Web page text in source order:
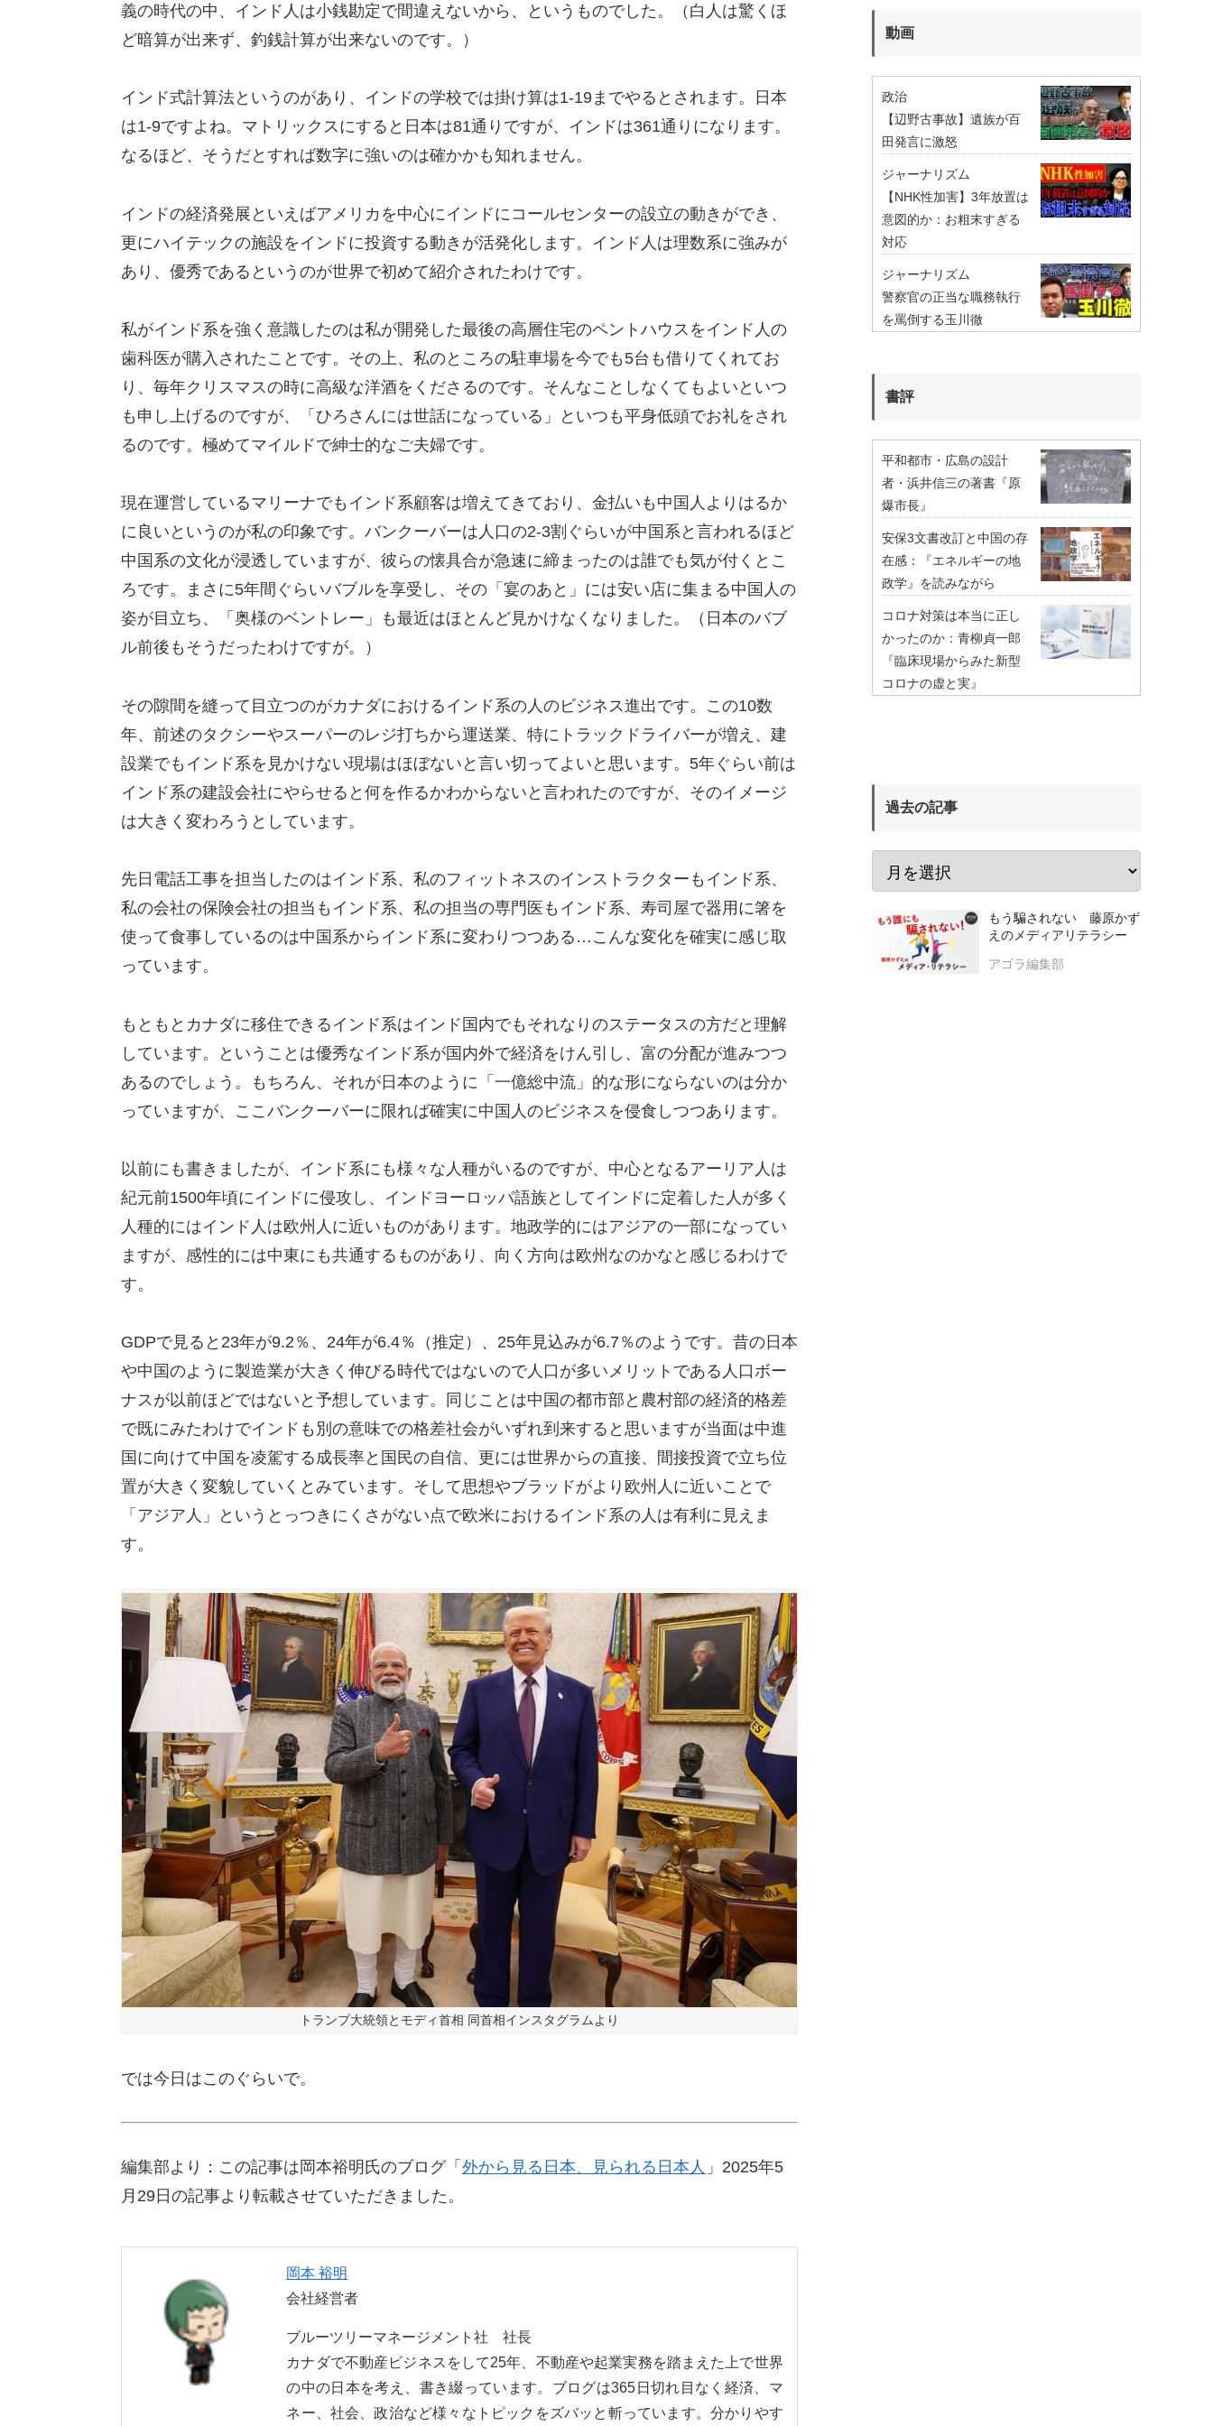
義の時代の中、インド人は小銭勘定で間違えないから、というものでした。（白人は驚くほ
ど暗算が出来ず、釣銭計算が出来ないのです。）
インド式計算法というのがあり、インドの学校では掛け算は1-19までやるとされます。日本
は1-9ですよね。マトリックスにすると日本は81通りですが、インドは361通りになります。
なるほど、そうだとすれば数字に強いのは確かかも知れません。
インドの経済発展といえばアメリカを中心にインドにコールセンターの設立の動きができ、
更にハイテックの施設をインドに投資する動きが活発化します。インド人は理数系に強みが
あり、優秀であるというのが世界で初めて紹介されたわけです。
私がインド系を強く意識したのは私が開発した最後の高層住宅のペントハウスをインド人の
歯科医が購入されたことです。その上、私のところの駐車場を今でも5台も借りてくれてお
り、毎年クリスマスの時に高級な洋酒をくださるのです。そんなことしなくてもよいといつ
も申し上げるのですが、「ひろさんには世話になっている」といつも平身低頭でお礼をされ
るのです。極めてマイルドで紳士的なご夫婦です。
現在運営しているマリーナでもインド系顧客は増えてきており、金払いも中国人よりはるか
に良いというのが私の印象です。バンクーバーは人口の2-3割ぐらいが中国系と言われるほど
中国系の文化が浸透していますが、彼らの懐具合が急速に締まったのは誰でも気が付くとこ
ろです。まさに5年間ぐらいバブルを享受し、その「宴のあと」には安い店に集まる中国人の
姿が目立ち、「奥様のベントレー」も最近はほとんど見かけなくなりました。（日本のバブ
ル前後もそうだったわけですが。）
その隙間を縫って目立つのがカナダにおけるインド系の人のビジネス進出です。この10数
年、前述のタクシーやスーパーのレジ打ちから運送業、特にトラックドライバーが増え、建
設業でもインド系を見かけない現場はほぼないと言い切ってよいと思います。5年ぐらい前は
インド系の建設会社にやらせると何を作るかわからないと言われたのですが、そのイメージ
は大きく変わろうとしています。
先日電話工事を担当したのはインド系、私のフィットネスのインストラクターもインド系、
私の会社の保険会社の担当もインド系、私の担当の専門医もインド系、寿司屋で器用に箸を
使って食事しているのは中国系からインド系に変わりつつある…こんな変化を確実に感じ取
っています。
もともとカナダに移住できるインド系はインド国内でもそれなりのステータスの方だと理解
しています。ということは優秀なインド系が国内外で経済をけん引し、富の分配が進みつつ
あるのでしょう。もちろん、それが日本のように「一億総中流」的な形にならないのは分か
っていますが、ここバンクーバーに限れば確実に中国人のビジネスを侵食しつつあります。
以前にも書きましたが、インド系にも様々な人種がいるのですが、中心となるアーリア人は
紀元前1500年頃にインドに侵攻し、インドヨーロッパ語族としてインドに定着した人が多く
人種的にはインド人は欧州人に近いものがあります。地政学的にはアジアの一部になってい
ますが、感性的には中東にも共通するものがあり、向く方向は欧州なのかなと感じるわけで
す。
GDPで見ると23年が9.2％、24年が6.4％（推定）、25年見込みが6.7％のようです。昔の日本
や中国のように製造業が大きく伸びる時代ではないので人口が多いメリットである人口ボー
ナスが以前ほどではないと予想しています。同じことは中国の都市部と農村部の経済的格差
で既にみたわけでインドも別の意味での格差社会がいずれ到来すると思いますが当面は中進
国に向けて中国を凌駕する成長率と国民の自信、更には世界からの直接、間接投資で立ち位
置が大きく変貌していくとみています。そして思想やブラッドがより欧州人に近いことで
「アジア人」というとっつきにくさがない点で欧米におけるインド系の人は有利に見えま
す。
トランプ大統領とモディ首相 同首相インスタグラムより
では今日はこのぐらいで。
編集部より：この記事は岡本裕明氏のブログ「 外から見る日本、見られる日本人 」2025年5
月29日の記事より転載させていただきました。
岡本 裕明
会社経営者
ブルーツリーマネージメント社 社長
カナダで不動産ビジネスをして25年、不動産や起業実務を踏まえた上で世界
の中の日本を考え、書き綴っています。ブログは365日切れ目なく経済、マ
ネー、社会、政治など様々なトピックをズバッと斬っています。分かりやす
動画
政治
【辺野古事故】遺族が百
田発言に激怒
ジャーナリズム
【NHK性加害】3年放置は
意図的か：お粗末すぎる
対応
ジャーナリズム
警察官の正当な職務執行
を罵倒する玉川徹
書評
平和都市・広島の設計
者・浜井信三の著書『原
爆市長』
安保3文書改訂と中国の存
在感：『エネルギーの地
政学』を読みながら
コロナ対策は本当に正し
かったのか：青柳貞一郎
『臨床現場からみた新型
コロナの虚と実』
過去の記事
もう騙されない 藤原かず
えのメディアリテラシー
アゴラ編集部